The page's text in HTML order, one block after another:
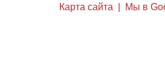
Карта сайта | Мы в